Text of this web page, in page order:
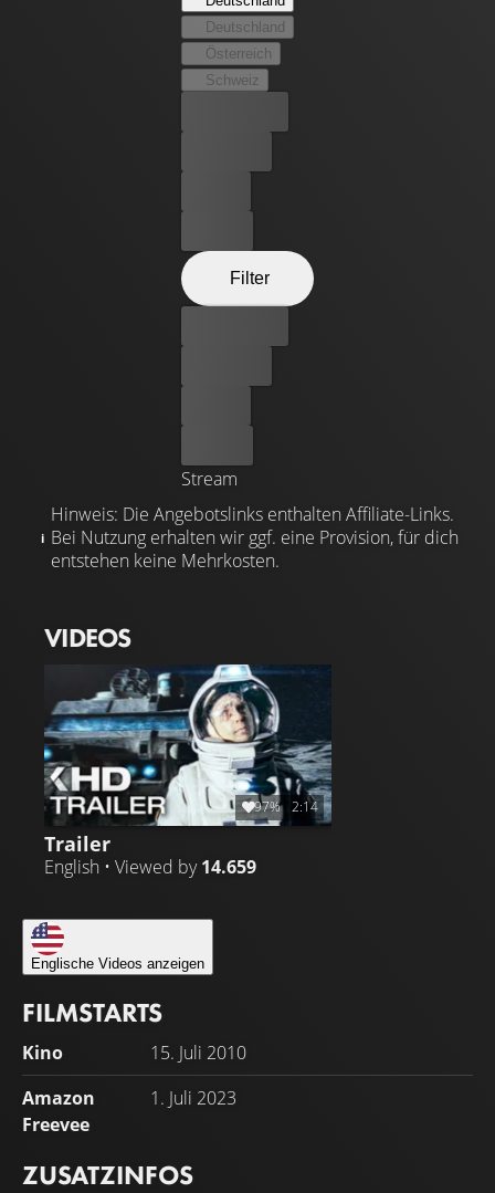
er plötzlich auf einen weiteren Mondbewohner stößt,
dessen Präsenz sich selbst Bordcomputer Gerty nicht
erklären kann, gerät Sam kurz vor seiner Rückkehr zur
Erde in große Gefahr...
Deutschland
Österreich
Schweiz
Filter
Stream
Hinweis: Die Angebotslinks enthalten Affiliate-Links.
Bei Nutzung erhalten wir ggf. eine Provision, für dich
entstehen keine Mehrkosten.
VIDEOS
97% 2:14
Trailer
English • Viewed by14.659
Englische Videos anzeigen
FILMSTARTS
Kino
15. Juli 2010
Amazon
Freevee
1. Juli 2023
ZUSATZINFOS